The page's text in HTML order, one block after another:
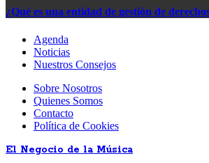
¿Qué es una entidad de gestión de
Agenda
Noticias
Nuestros Consejos
Sobre Nosotros
Quienes Somos
Contacto
Política de Cookies
El Negocio de la Música